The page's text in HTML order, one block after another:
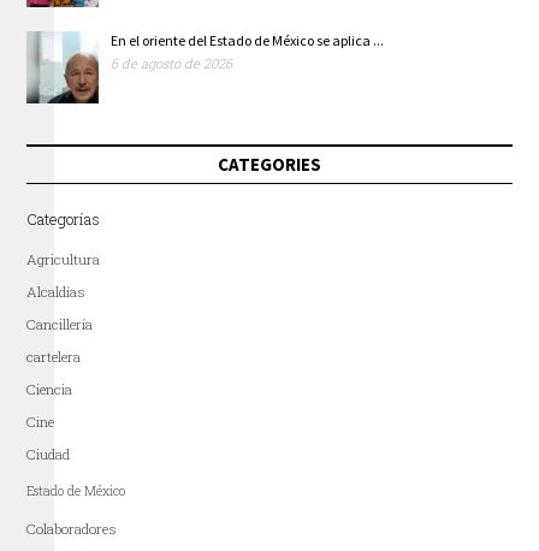
En el oriente del Estado de México se aplica ...
6 de agosto de 2026
CATEGORIES
Categorías
Agricultura
Alcaldías
Cancillería
cartelera
Ciencia
Cine
Ciudad
Estado de México
Colaboradores